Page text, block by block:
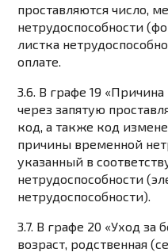
проставляются число,
нетрудоспособности
листка
оплате.
3.6. В графе 19
через запятую
код, а также код
причины временной
указанный в
нетрудоспособности
нетрудоспособности).
3.7. В графе 20 «Уход
возраст, родственная